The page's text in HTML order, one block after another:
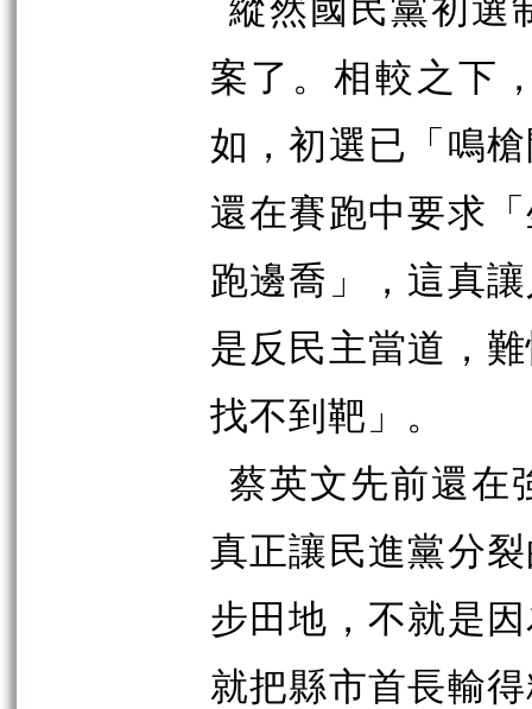
縱然國民黨初選
案了。相較之下
如，初選已「鳴
還在賽跑中要求
跑邊喬」，這真
是反民主當道，
找不到靶」。
蔡英文先前還在
真正讓民進黨分
步田地，不就是
就把縣市首長輸